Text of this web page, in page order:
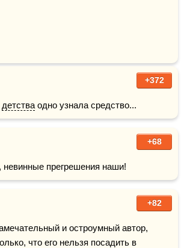
+372
детства одно узнала средство...
+68
невинные прегрешения наши!
+82
и остроумный автор,
что его нельзя посадить в